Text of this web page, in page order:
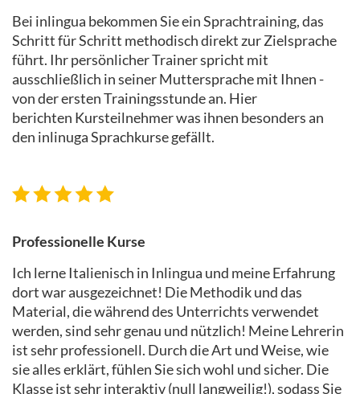
Bei inlingua bekommen Sie ein Sprachtraining, das
Schritt für Schritt methodisch direkt zur Zielsprache
führt. Ihr persönlicher Trainer spricht mit
ausschließlich in seiner Muttersprache mit Ihnen -
von der ersten Trainingsstunde an. Hier
berichten Kursteilnehmer was ihnen besonders an
den inlinuga Sprachkurse gefällt.
Professionelle Kurse
Ich lerne Italienisch in Inlingua und meine Erfahrung
dort war ausgezeichnet! Die Methodik und das
Material, die während des Unterrichts verwendet
werden, sind sehr genau und nützlich! Meine Lehrerin
ist sehr professionell. Durch die Art und Weise, wie
sie alles erklärt, fühlen Sie sich wohl und sicher. Die
Klasse ist sehr interaktiv (null langweilig!), sodass Sie